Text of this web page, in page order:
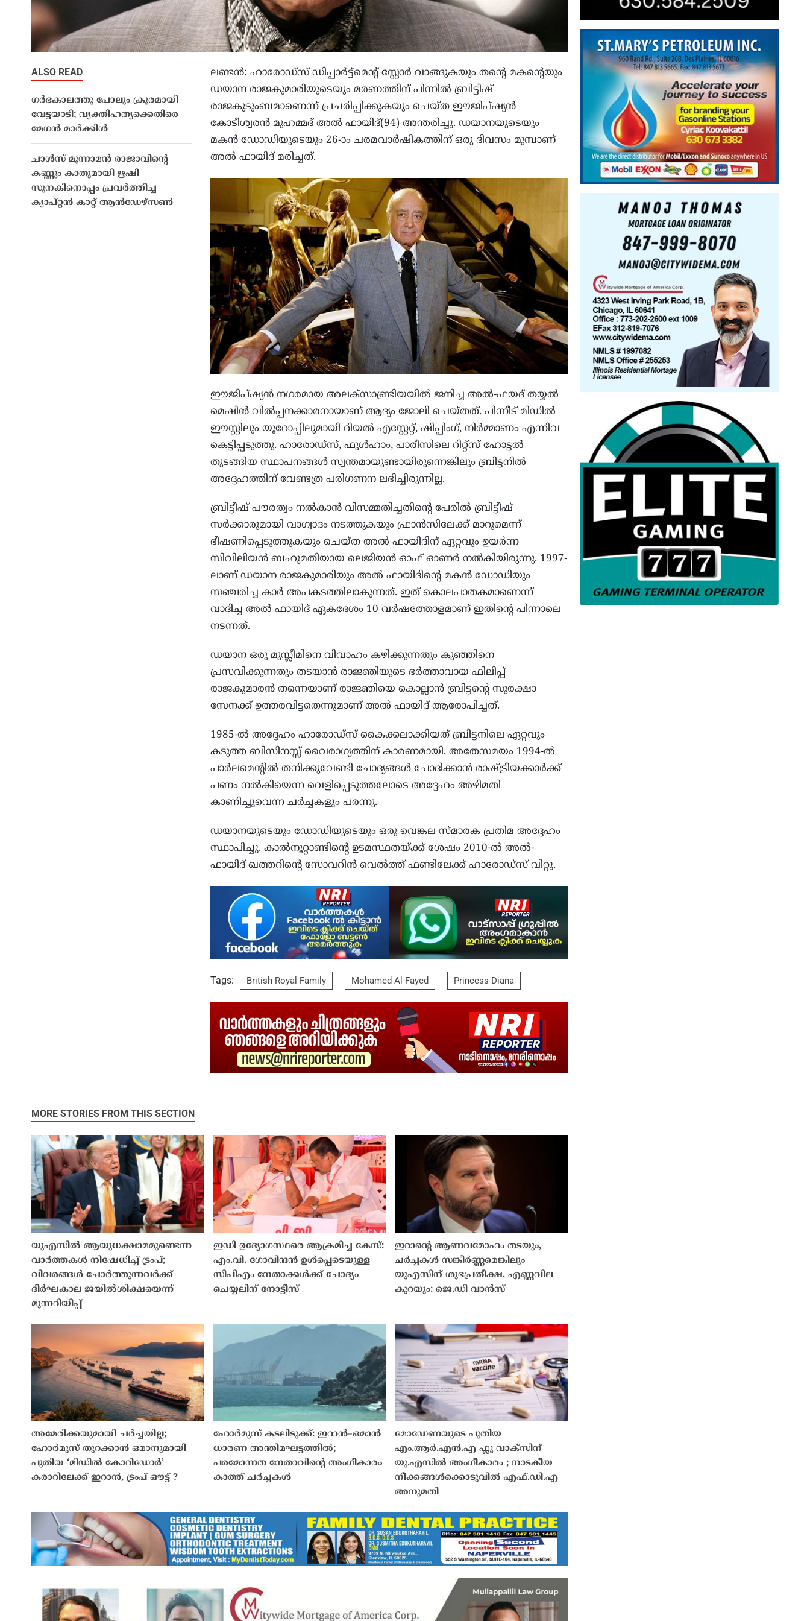
ലണ്ടൻ: ഹാരോഡ്‌സ് ഡിപ്പാർട്ട്‌മെന്റ് സ്റ്റോർ വാങ്ങുകയും തന്റെ മകന്റെയും
ഡയാന രാജകുമാരിയുടെയും മരണത്തിന് പിന്നിൽ ബ്രിട്ടീഷ്
രാജകുടുംബമാണെന്ന് പ്രചരിപ്പിക്കുകയും ചെയ്‌ത ഈജിപ്ഷ്യൻ
കോടീശ്വരൻ മുഹമ്മദ് അൽ ഫായിദ്(94) അന്തരിച്ചു. ഡയാനയുടെയും
മകൻ ഡോഡിയുടെയും 26-ാം ചരമവാർഷികത്തിന് ഒരു ദിവസം മുമ്പാണ്
അൽ ഫായിദ് മരിച്ചത്.
ഈജിപ്ഷ്യൻ നഗരമായ അലക്സാണ്ട്രിയയിൽ ജനിച്ച അൽ-ഫയദ് തയ്യൽ
മെഷീൻ വിൽപ്പനക്കാരനായാണ് ആദ്യം ജോലി ചെയ്തത്. പിന്നീട് മിഡിൽ
ഈസ്റ്റിലും യൂറോപ്പിലുമായി റിയൽ എസ്റ്റേറ്റ്, ഷിപ്പിംഗ്, നിർമ്മാണം എന്നിവ
കെട്ടിപ്പടുത്തു. ഹാരോഡ്‌സ്, ഫുൾഹാം, പാരീസിലെ റിറ്റ്‌സ് ഹോട്ടൽ
തുടങ്ങിയ സ്ഥാപനങ്ങൾ സ്വന്തമായുണ്ടായിരുന്നെങ്കിലും ബ്രിട്ടനിൽ
അദ്ദേഹത്തിന് വേണ്ടത്ര പരിഗണന ലഭിച്ചിരുന്നില്ല.
ബ്രിട്ടീഷ് പൗരത്വം നൽകാൻ വിസമ്മതിച്ചതിന്റെ പേരിൽ ബ്രിട്ടീഷ്
സർക്കാരുമായി വാഗ്വാദം നടത്തുകയും ഫ്രാൻസിലേക്ക് മാറുമെന്ന്
ഭീഷണിപ്പെടുത്തുകയും ചെയ്ത അൽ ഫായിദിന് ഏറ്റവും ഉയർന്ന
സിവിലിയൻ ബഹുമതിയായ ലെജിയൻ ഓഫ് ഓണർ നൽകിയിരുന്നു. 1997-
ലാണ് ഡയാന രാജകുമാരിയും അൽ ഫായിദിന്‍റെ മകൻ ഡോഡിയും
സഞ്ചരിച്ച കാർ അപകടത്തിലാകുന്നത്. ഇത് കൊലപാതകമാണെന്ന്
വാദിച്ച അൽ ഫായിദ് ഏകദേശം 10 വർഷത്തോളമാണ് ഇതിന്‍റെ പിന്നാലെ
നടന്നത്.
ഡയാന ഒരു മുസ്ലീമിനെ വിവാഹം കഴിക്കുന്നതും കുഞ്ഞിനെ
പ്രസവിക്കുന്നതും തടയാൻ രാജ്ഞിയുടെ ഭർത്താവായ ഫിലിപ്പ്
രാജകുമാരൻ തന്നെയാണ് രാജ്ഞിയെ കൊല്ലാൻ ബ്രിട്ടന്റെ സുരക്ഷാ
സേനക്ക് ഉത്തരവിട്ടതെന്നുമാണ് അൽ ഫായിദ് ആരോപിച്ചത്.
1985-ൽ അദ്ദേഹം ഹാരോഡ്‌സ് കൈക്കലാക്കിയത് ബ്രിട്ടനിലെ ഏറ്റവും
കടുത്ത ബിസിനസ്സ് വൈരാഗ്യത്തിന് കാരണമായി. അതേസമയം 1994-ൽ
പാർലമെന്റിൽ തനിക്കുവേണ്ടി ചോദ്യങ്ങൾ ചോദിക്കാൻ രാഷ്ട്രീയക്കാർക്ക്
പണം നൽകിയെന്ന വെളിപ്പെടുത്തലോടെ അദ്ദേഹം അഴിമതി
കാണിച്ചുവെന്ന ചർച്ചകളും പരന്നു.
ഡയാനയുടെയും ഡോഡിയുടെയും ഒരു വെങ്കല സ്മാരക പ്രതിമ അദ്ദേഹം
സ്ഥാപിച്ചു. കാൽനൂറ്റാണ്ടിന്റെ ഉടമസ്ഥതയ്ക്ക് ശേഷം 2010-ൽ അൽ-
ഫായിദ് ഖത്തറിന്റെ സോവറിൻ വെൽത്ത് ഫണ്ടിലേക്ക് ഹാരോഡ്സ് വിറ്റു.
Tags: British Royal Family Mohamed Al-Fayed Princess Diana
ALSO READ
ഗർഭകാലത്തു പോലും ക്രൂരമായി
വേട്ടയാടി; വ്യക്തിഹത്യക്കെതിരെ
മേഗൻ മാർക്കിൾ
ചാള്‍സ് മൂന്നാമന്‍ രാജാവിന്റെ
കണ്ണും കാതുമായി ഋഷി
സുനകിനൊപ്പം പ്രവര്‍ത്തിച്ച
ക്യാപ്റ്റന്‍ കാറ്റ് ആന്‍ഡേഴ്‌സണ്‍
MORE STORIES FROM THIS SECTION
യുഎസിൽ ആയുധക്ഷാമമുണ്ടെന്ന
വാർത്തകൾ നിഷേധിച്ച് ട്രംപ്;
വിവരങ്ങൾ ചോർത്തുന്നവർക്ക്
ദീർഘകാല ജയിൽശിക്ഷയെന്ന്
മുന്നറിയിപ്പ്
ഇഡി ഉദ്യോഗസ്ഥരെ ആക്രമിച്ച കേസ്:
എം.വി. ഗോവിന്ദൻ ഉൾപ്പെടെയുള്ള
സിപിഎം നേതാക്കൾക്ക് ചോദ്യം
ചെയ്യലിന് നോട്ടീസ്
ഇറാൻ്റെ ആണവമോഹം തടയും,
ചർച്ചകൾ സങ്കീർണ്ണമെങ്കിലും
യുഎസിന് ശുഭപ്രതീക്ഷ, എണ്ണവില
കുറയും: ജെ.ഡി വാൻസ്
അമേരിക്കയുമായി ചർച്ചയില്ല;
ഹോർമുസ് തുറക്കാൻ ഒമാനുമായി
പുതിയ ‘മിഡിൽ കോറിഡോർ’
കരാറിലേക്ക് ഇറാൻ, ട്രംപ് ഔട്ട് ?
ഹോർമുസ് കടലിടുക്ക്: ഇറാൻ–ഒമാൻ
ധാരണ അന്തിമഘട്ടത്തിൽ;
പരമോന്നത നേതാവിന്റെ അംഗീകാരം
കാത്ത് ചർച്ചകൾ
മോഡേണയുടെ പുതിയ
എം.ആർ.എൻ.എ ഫ്ലൂ വാക്സിന്
യു.എസിൽ അംഗീകാരം ; നാടകീയ
നീക്കങ്ങൾക്കൊടുവിൽ എഫ്.ഡി.എ
അനുമതി